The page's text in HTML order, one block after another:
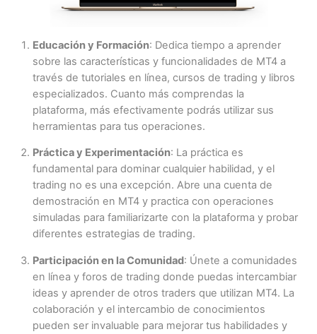
Educación y Formación: Dedica tiempo a aprender
sobre las características y funcionalidades de MT4 a
través de tutoriales en línea, cursos de trading y libros
especializados. Cuanto más comprendas la
plataforma, más efectivamente podrás utilizar sus
herramientas para tus operaciones.
Práctica y Experimentación: La práctica es
fundamental para dominar cualquier habilidad, y el
trading no es una excepción. Abre una cuenta de
demostración en MT4 y practica con operaciones
simuladas para familiarizarte con la plataforma y probar
diferentes estrategias de trading.
Participación en la Comunidad: Únete a comunidades
en línea y foros de trading donde puedas intercambiar
ideas y aprender de otros traders que utilizan MT4. La
colaboración y el intercambio de conocimientos
pueden ser invaluable para mejorar tus habilidades y